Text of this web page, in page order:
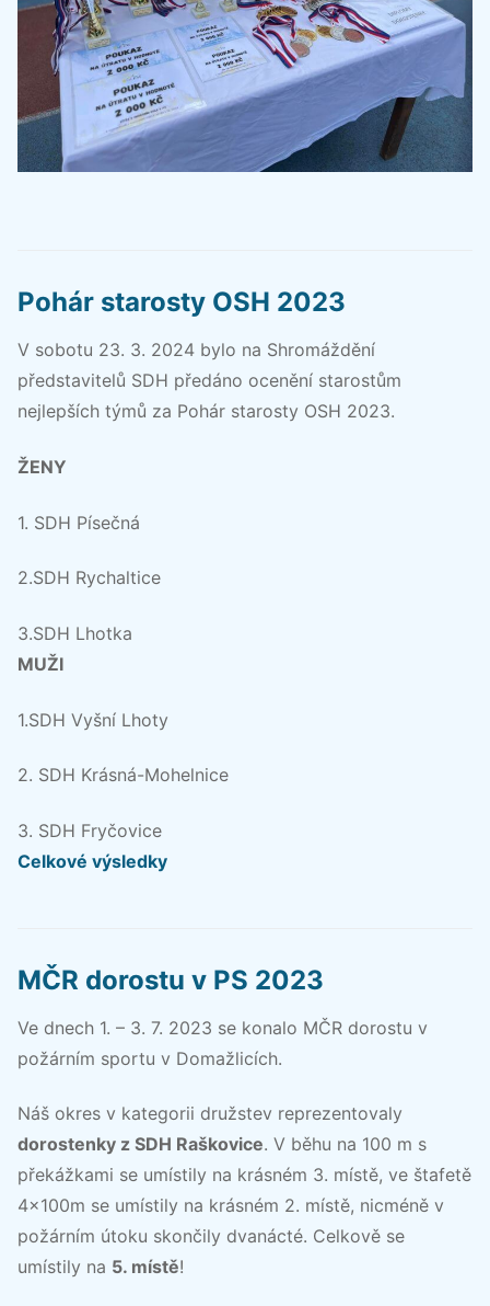
Pohár starosty OSH 2023
V sobotu 23. 3. 2024 bylo na Shromáždění
představitelů SDH předáno ocenění starostům
nejlepších týmů za Pohár starosty OSH 2023.
ŽENY
1. SDH Písečná
2.SDH Rychaltice
3.SDH Lhotka
MUŽI
1.SDH Vyšní Lhoty
2. SDH Krásná-Mohelnice
3. SDH Fryčovice
Celkové výsledky
MČR dorostu v PS 2023
Ve dnech 1. – 3. 7. 2023 se konalo MČR dorostu v
požárním sportu v Domažlicích.
Náš okres v kategorii družstev reprezentovaly
dorostenky z SDH Raškovice. V běhu na 100 m s
překážkami se umístily na krásném 3. místě, ve štafetě
4x100m se umístily na krásném 2. místě, nicméně v
požárním útoku skončily dvanácté. Celkově se
umístily na 5. místě!